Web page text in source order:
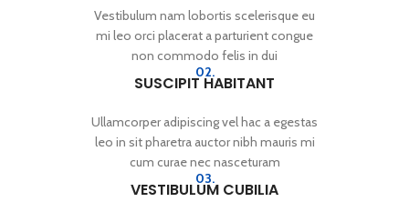
Vestibulum nam lobortis scelerisque eu
mi leo orci placerat a parturient congue
non commodo felis in dui
02.
SUSCIPIT HABITANT
Ullamcorper adipiscing vel hac a egestas
leo in sit pharetra auctor nibh mauris mi
cum curae nec nasceturam
03.
VESTIBULUM CUBILIA